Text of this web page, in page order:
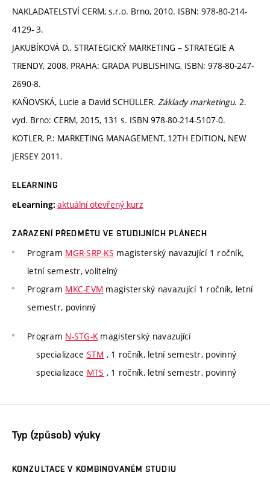
NAKLADATELSTVÍ CERM, s.r.o. Brno, 2010. ISBN: 978-80-214-
4129- 3.
JAKUBÍKOVÁ D., STRATEGICKÝ MARKETING – STRATEGIE A
TRENDY, 2008, PRAHA: GRADA PUBLISHING, ISBN: 978-80-247-
2690-8.
KAŇOVSKÁ, Lucie a David SCHÜLLER. Základy marketingu. 2.
vyd. Brno: CERM, 2015, 131 s. ISBN 978-80-214-5107-0.
KOTLER, P.: MARKETING MANAGEMENT, 12TH EDITION, NEW
JERSEY 2011.
ELEARNING
eLearning: aktuální otevřený kurz
ZAŘAZENÍ PŘEDMĚTU VE STUDIJNÍCH PLÁNECH
Program MGR-SRP-KS magisterský navazující 1 ročník,
letní semestr, volitelný
Program MKC-EVM magisterský navazující 1 ročník, letní
semestr, povinný
Program N-STG-K magisterský navazující
specializace STM , 1 ročník, letní semestr, povinný
specializace MTS , 1 ročník, letní semestr, povinný
Typ (způsob) výuky
KONZULTACE V KOMBINOVANÉM STUDIU